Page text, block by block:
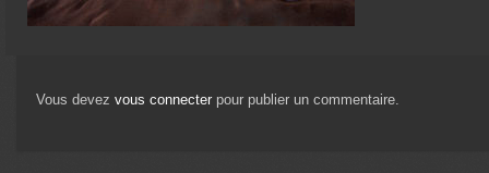
Vous devezvous connecter pour publier un commentaire.